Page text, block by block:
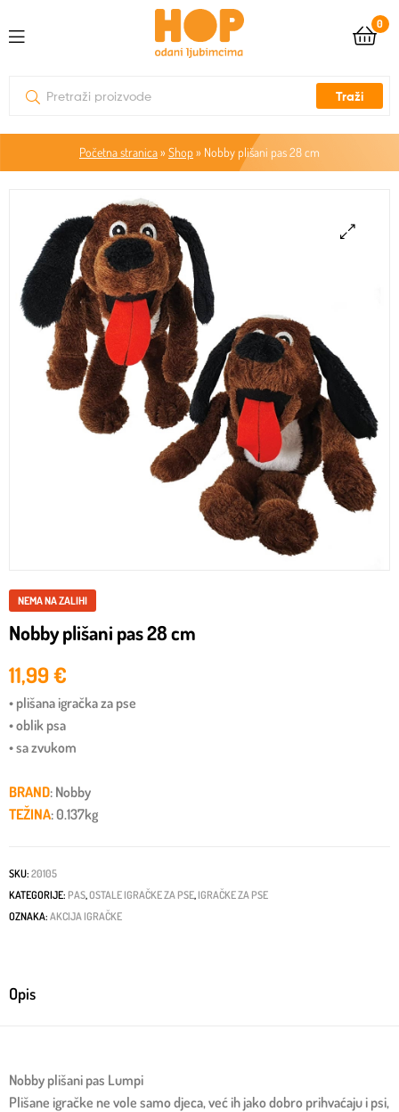
0
Traži
Početna stranica» Shop» Nobby plišani pas 28 cm
NEMA NA ZALIHI
Nobby plišani pas 28 cm
11,99€
• plišana igračka za pse
• oblik psa
• sa zvukom
BRAND: Nobby
TEŽINA: 0.137kg
SKU: 20105
KATEGORIJE: PAS,OSTALE IGRAČKE ZA PSE, IGRAČKE ZA PSE
OZNAKA: AKCIJA IGRAČKE
Opis
Nobby plišani pas Lumpi
Plišane igračke ne vole samo djeca, već ih jako dobro prihvaćaju i psi,